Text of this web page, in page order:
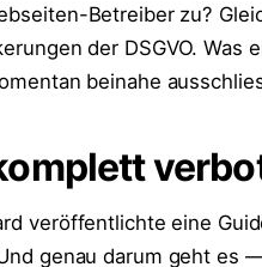
Betreiber zu?
der DSGVO. Was
beinahe
veröffentlichte eine
genau darum geht es